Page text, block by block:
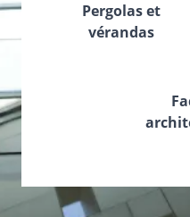
Pergolas et
vérandas